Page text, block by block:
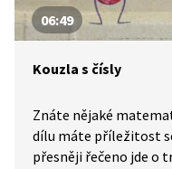
06:49
Kouzla s čísly
Znáte nějaké
dílu máte příležitost
přesněji řečeno jde o